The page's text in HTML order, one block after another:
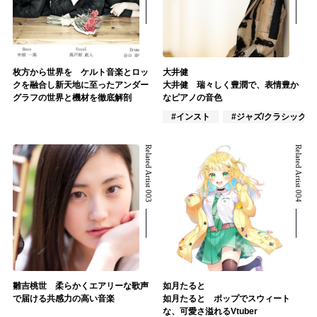
枚方から世界を ケルト音楽とロッ
クを融合し新天地に至ったアンダー
グラフの世界と機材を徹底解剖
大井健
大井健 瑞々しく豊潤で、表情豊か
なピアノの音色
#インスト
#ジャズ/クラシック奏
Related Artist 003
雛吉桃世 柔らかくエアリーな歌声
で届ける共感力の高い音楽
Related Artist 004
如月たると
如月たると ポップでスウィート
な、可愛さ溢れるVtuber